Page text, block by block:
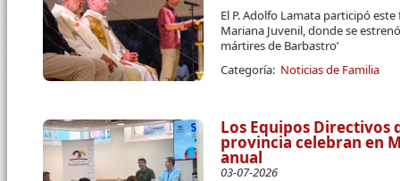
El P. Adolfo Lamata participó
Mariana Juvenil, donde se
mártires de Barbastro’
Categoría: Noticias de Familia
Los Equipos Directivos
provincia celebran en
anual
03-07-2026